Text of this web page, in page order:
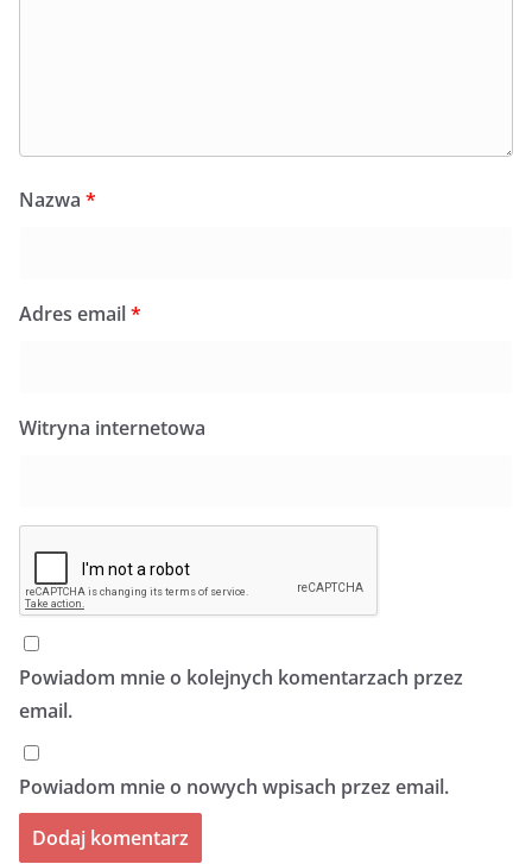
Nazwa *
Adres email*
Witryna internetowa
Powiadom mnie o kolejnych komentarzach przez
email.
Powiadom mnie o nowych wpisach przez email.